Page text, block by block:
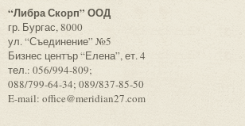
“Либра Скорп” ООД
гр. Бургас, 8000
ул. “Съединение” №5
Бизнес център “Елена”, ет. 4
тел.: 056/994-809;
088/799-64-34; 089/837-85-50
E-mail: office@meridian27.com